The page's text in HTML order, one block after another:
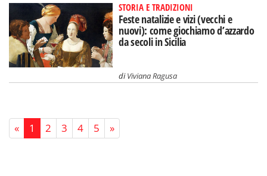
STORIA E TRADIZIONI
Feste natalizie e vizi (vecchi e
nuovi): come giochiamo d’azzardo
da secoli in Sicilia
diViviana Ragusa
« 1 2 3 4 5 »